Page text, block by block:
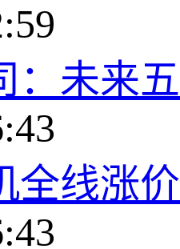
：未来
全线涨